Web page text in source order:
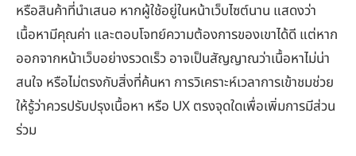
หรือสินค้าที่นำเสนอ หากผู้ใช้อยู่ในหน้าเว็บไซต์นาน แสดงว่า
เนื้อหามีคุณค่า และตอบโจทย์ความต้องการของเขาได้ดี แต่หาก
ออกจากหน้าเว็บอย่างรวดเร็ว อาจเป็นสัญญาณว่าเนื้อหาไม่น่า
สนใจ หรือไม่ตรงกับสิ่งที่ค้นหา การวิเคราะห์เวลาการเข้าชมช่วย
ให้รู้ว่าควรปรับปรุงเนื้อหา หรือ UX ตรงจุดใดเพื่อเพิ่มการมีส่วน
ร่วม